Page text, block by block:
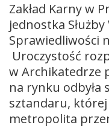
Zakład Karny w
jednostka
Sprawiedliwości
Uroczystość
w Archikatedrze
na rynku odbyła
sztandaru, której
metropolita